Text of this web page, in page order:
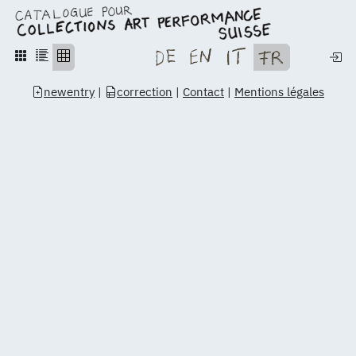
newentry | correction | Contact | Mentions légales